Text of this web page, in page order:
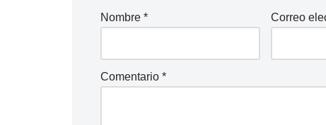
Nombre * Correo
Comentario *